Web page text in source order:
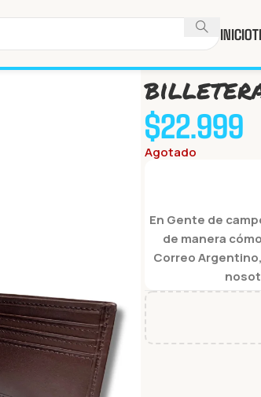
INICIO
Inicio Tienda
$22.999
Agotado
En Gente de
de manera
Correo